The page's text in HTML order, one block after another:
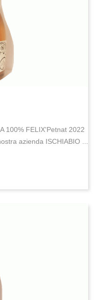
100% FELIX'Petnat 2022
azienda ISCHIABIO ...